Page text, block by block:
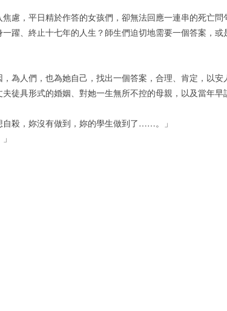
慮，平日精於作答的女孩們，卻無法回應一連串的死亡
躍、終止十七年的人生？師生們迫切地需要一個答案，
為人們，也為她自己，找出一個答案，合理、肯定，以
徒具形式的婚姻、對她一生無所不控的母親，以及當年早
殺，妳沒有做到，妳的學生做到了……。」